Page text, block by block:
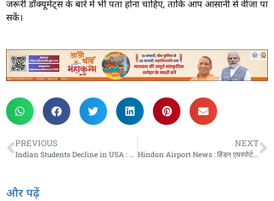
जरूरी डॉक्यूमेंट्स के बारे में भी पता होना चाहिए, ताकि आप आसानी से वीजा पा
सकें।
PREVIOUS
Indian Students Decline in USA : कम होते जा रहे हैं अमेरिका जाने वाले भारतीय छात्र, ये है वजह
NEXT
Hindon Airport News : हिंडन एयरपोर्ट से उड़ानों का नया विस्तार, इन 8 शहरों के लिए मिलेंगी उड़ानें
और पढ़ें